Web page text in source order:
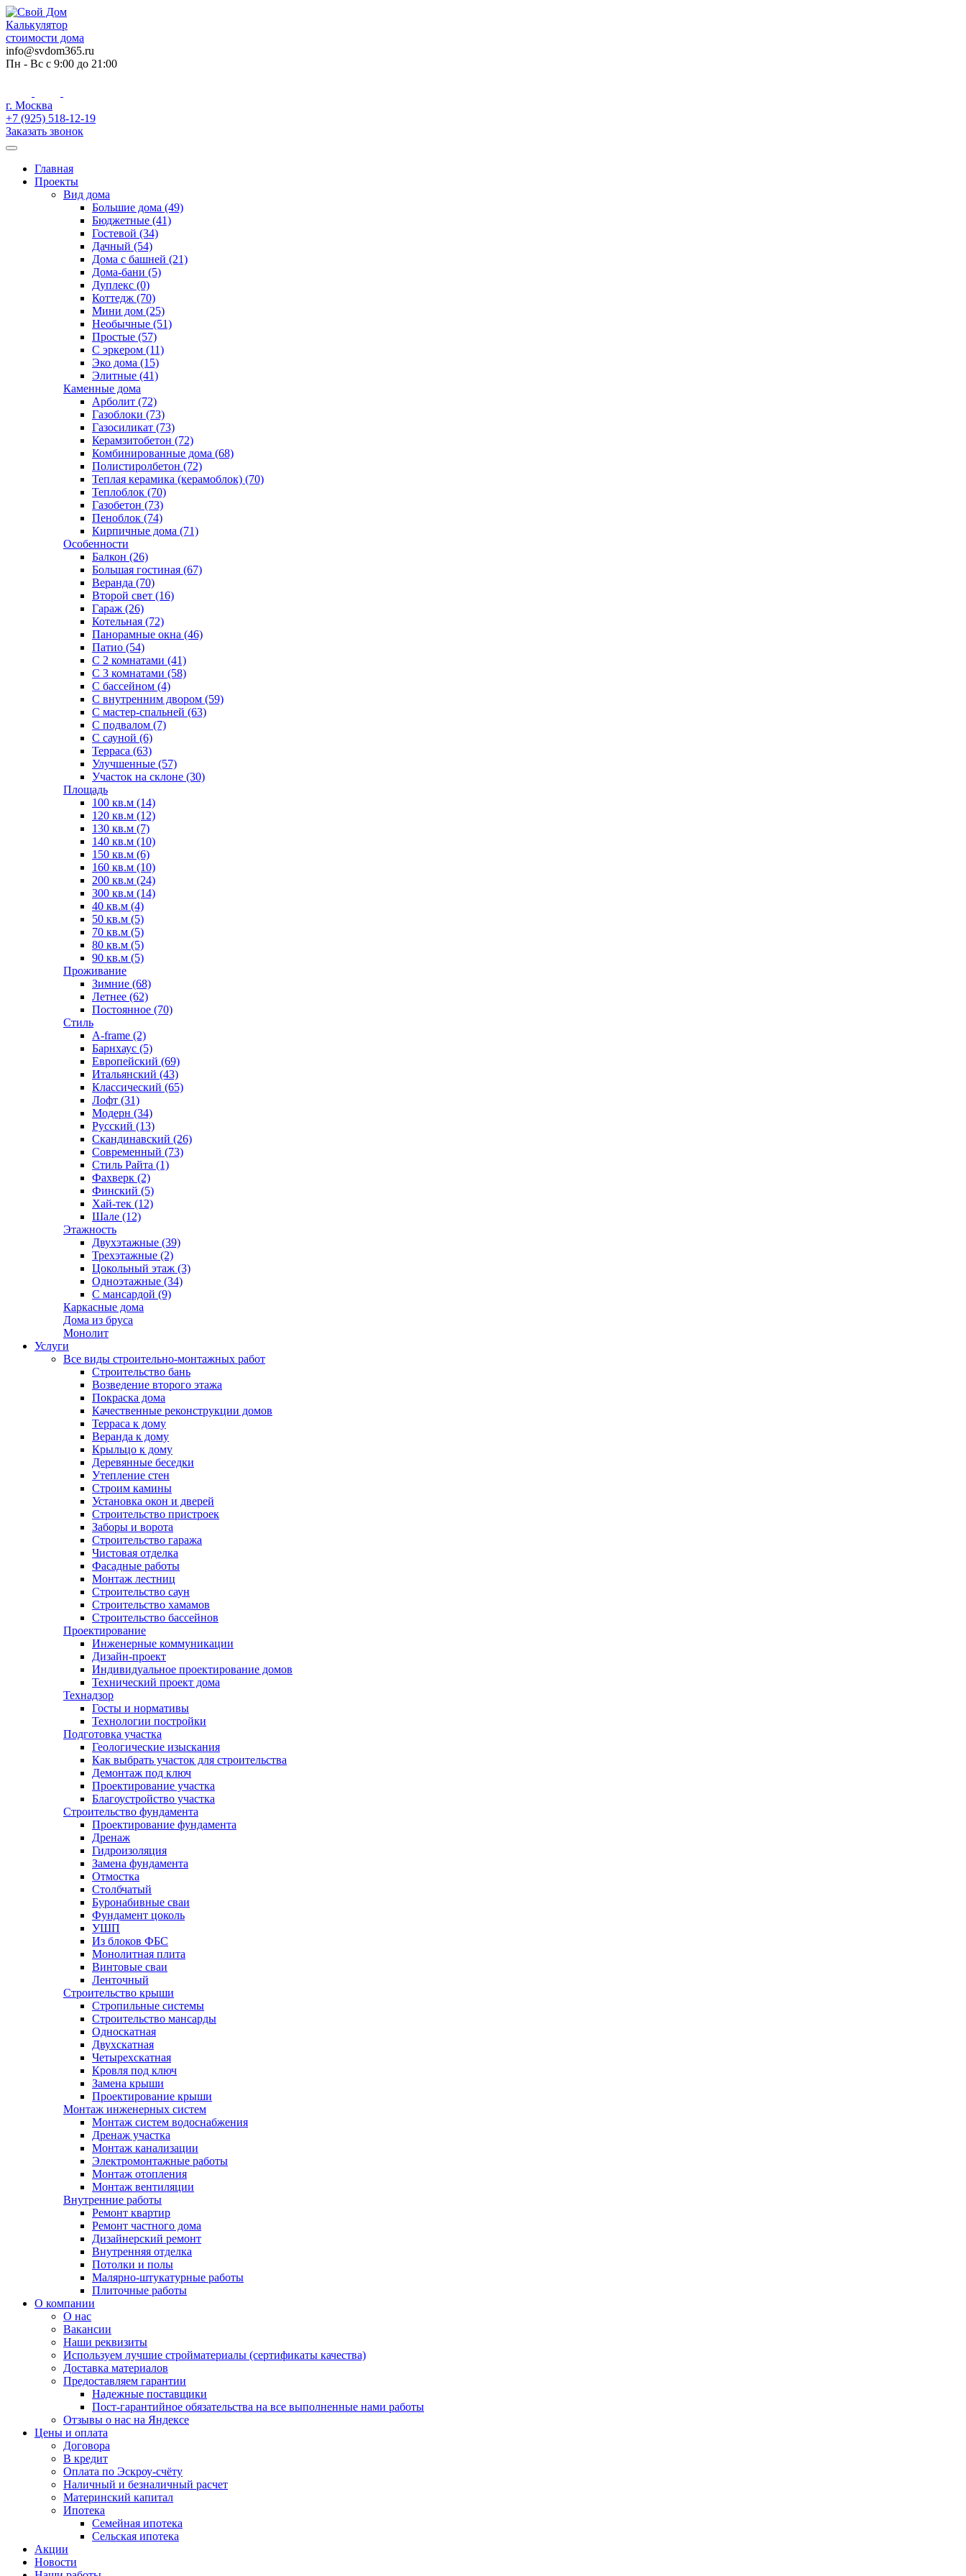
Skip
to
content
Калькулятор
стоимости дома
info@svdom365.ru
Пн - Вс с 9:00 до 21:00
г. Москва
+7 (925) 518-12-19
Заказать звонок
Главная
Проекты
Вид дома
Большие дома (49)
Бюджетные (41)
Гостевой (34)
Дачный (54)
Дома с башней (21)
Дома-бани (5)
Дуплекс (0)
Коттедж (70)
Мини дом (25)
Необычные (51)
Простые (57)
С эркером (11)
Эко дома (15)
Элитные (41)
Каменные дома
Арболит (72)
Газоблоки (73)
Газосиликат (73)
Керамзитобетон (72)
Комбинированные дома (68)
Полистиролбетон (72)
Теплая керамика (керамоблок) (70)
Теплоблок (70)
Газобетон (73)
Пеноблок (74)
Кирпичные дома (71)
Особенности
Балкон (26)
Большая гостиная (67)
Веранда (70)
Второй свет (16)
Гараж (26)
Котельная (72)
Панорамные окна (46)
Патио (54)
С 2 комнатами (41)
С 3 комнатами (58)
С бассейном (4)
С внутренним двором (59)
С мастер-спальней (63)
С подвалом (7)
С сауной (6)
Терраса (63)
Улучшенные (57)
Участок на склоне (30)
Площадь
100 кв.м (14)
120 кв.м (12)
130 кв.м (7)
140 кв.м (10)
150 кв.м (6)
160 кв.м (10)
200 кв.м (24)
300 кв.м (14)
40 кв.м (4)
50 кв.м (5)
70 кв.м (5)
80 кв.м (5)
90 кв.м (5)
Проживание
Зимние (68)
Летнее (62)
Постоянное (70)
Стиль
A-frame (2)
Барнхаус (5)
Европейский (69)
Итальянский (43)
Классический (65)
Лофт (31)
Модерн (34)
Русский (13)
Скандинавский (26)
Современный (73)
Стиль Райта (1)
Фахверк (2)
Финский (5)
Хай-тек (12)
Шале (12)
Этажность
Двухэтажные (39)
Трехэтажные (2)
Цокольный этаж (3)
Одноэтажные (34)
С мансардой (9)
Каркасные дома
Дома из бруса
Монолит
Услуги
Все виды строительно-монтажных работ
Строительство бань
Возведение второго этажа
Покраска дома
Качественные реконструкции домов
Терраса к дому
Веранда к дому
Крыльцо к дому
Деревянные беседки
Утепление стен
Строим камины
Установка окон и дверей
Строительство пристроек
Заборы и ворота
Строительство гаража
Чистовая отделка
Фасадные работы
Монтаж лестниц
Строительство саун
Строительство хамамов
Строительство бассейнов
Проектирование
Инженерные коммуникации
Дизайн-проект
Индивидуальное проектирование домов
Технический проект дома
Технадзор
Госты и нормативы
Технологии постройки
Подготовка участка
Геологические изыскания
Как выбрать участок для строительства
Демонтаж под ключ
Проектирование участка
Благоустройство участка
Строительство фундамента
Проектирование фундамента
Дренаж
Гидроизоляция
Замена фундамента
Отмостка
Столбчатый
Буронабивные сваи
Фундамент цоколь
УШП
Из блоков ФБС
Монолитная плита
Винтовые сваи
Ленточный
Строительство крыши
Стропильные системы
Строительство мансарды
Односкатная
Двухскатная
Четырехскатная
Кровля под ключ
Замена крыши
Проектирование крыши
Монтаж инженерных систем
Монтаж систем водоснабжения
Дренаж участка
Монтаж канализации
Электромонтажные работы
Монтаж отопления
Монтаж вентиляции
Внутренние работы
Ремонт квартир
Ремонт частного дома
Дизайнерский ремонт
Внутренняя отделка
Потолки и полы
Малярно-штукатурные работы
Плиточные работы
О компании
О нас
Вакансии
Наши реквизиты
Используем лучшие стройматериалы (сертификаты качества)
Доставка материалов
Предоставляем гарантии
Надежные поставщики
Пост-гарантийное обязательства на все выполненные нами работы
Отзывы о нас на Яндексе
Цены и оплата
Договора
В кредит
Оплата по Эскроу-счёту
Наличный и безналичный расчет
Материнский капитал
Ипотека
Семейная ипотека
Сельская ипотека
Акции
Новости